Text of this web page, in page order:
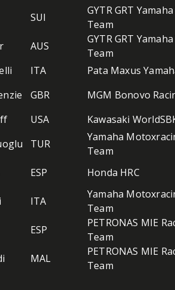
SUI
GYTR GRT
Team
AUS
GYTR GRT
Team
ITA Pata Maxus
GBR MGM Bonovo
USA Kawasaki
TUR
Yamaha
Team
ESP Honda HRC
ITA
Yamaha
Team
ESP
PETRONAS MIE
Team
MAL
PETRONAS MIE
Team